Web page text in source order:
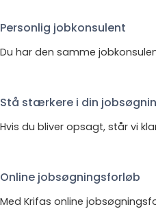
Personlig jobkonsulent
Du har den samme
Stå stærkere i din
Hvis du bliver opsagt, står vi
Online jobsøgningsforløb
Med Krifas online